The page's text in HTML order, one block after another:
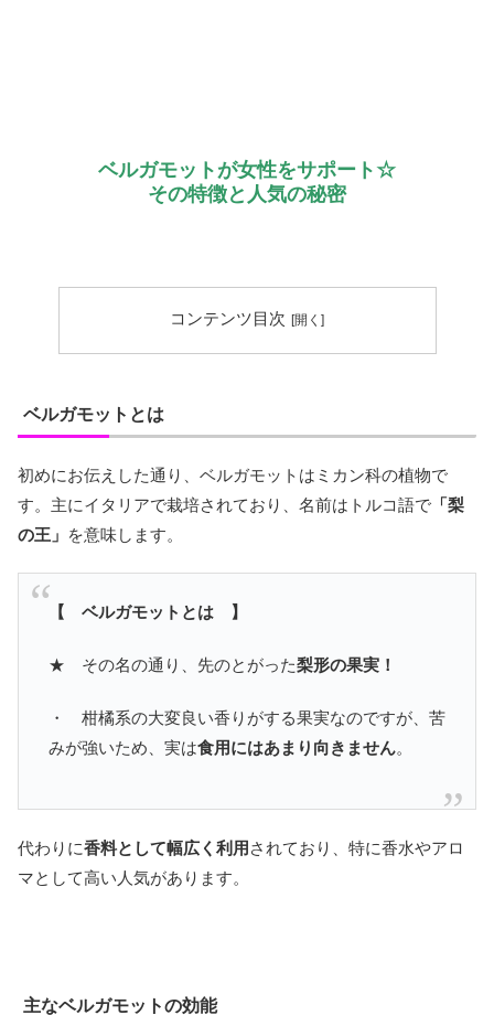
ベルガモットが女性をサポート☆
その特徴と人気の秘密
コンテンツ目次
ベルガモットとは
初めにお伝えした通り、ベルガモットはミカン科の植物で
す。主にイタリアで栽培されており、名前はトルコ語で 「梨
の王」 を意味します。
【 ベルガモットとは 】
★ その名の通り、先のとがった梨形の果実！
・ 柑橘系の大変良い香りがする果実なのですが、苦
みが強いため、実は食用にはあまり向きません。
代わりに香料として幅広く利用 されており、特に香水やアロ
マとして高い人気があります。
主なベルガモットの効能